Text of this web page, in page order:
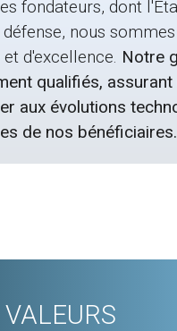
fondateurs, dont
nous
d'excellence. Notre
qualifiés,
aux évolutions
de nos bénéficiaires.
VALEURS